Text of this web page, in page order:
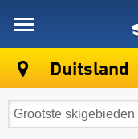
Duitsland